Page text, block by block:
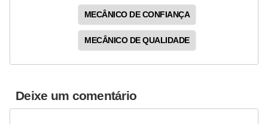
MECÂNICO DE CONFIANÇA
MECÂNICO DE QUALIDADE
Deixe um comentário